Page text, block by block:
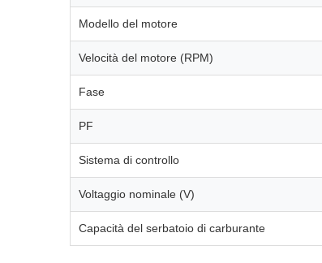
Modello del motore
Velocità del motore (RPM)
Fase
PF
Sistema di controllo
Voltaggio nominale (V)
Capacità del serbatoio di carburante